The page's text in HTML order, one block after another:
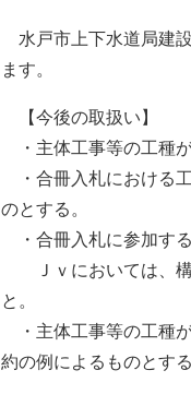
水戸市上下水道局建
ます。
【今後の取扱い】
・主体工事等の工種
・合冊入札における
のとする。
・合冊入札に参加す
Ｊｖにおいては、構
と。
・主体工事等の工種
約の例によるものとする